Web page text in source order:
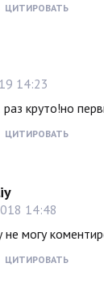
ЦИТИРОВАТЬ
14:23
круто!но
ЦИТИРОВАТЬ
14:48
не могу
ЦИТИРОВАТЬ